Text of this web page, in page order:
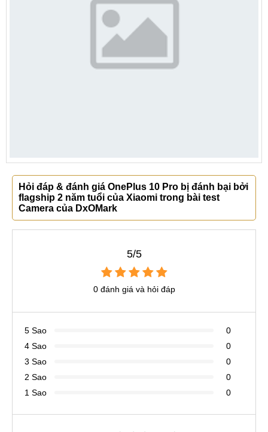
Hỏi đáp & đánh giá OnePlus 10 Pro bị đánh bại bởi
flagship 2 năm tuổi của Xiaomi trong bài test
Camera của DxOMark
5/5
0 đánh giá và hỏi đáp
5 Sao
0
4 Sao
0
3 Sao
0
2 Sao
0
1 Sao
0